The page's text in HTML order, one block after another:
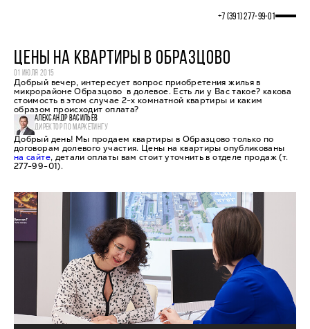
+7 (391) 277‒99‒01
ЦЕНЫ НА КВАРТИРЫ В ОБРАЗЦОВО
01 ИЮЛЯ 2015
Добрый вечер, интересует вопрос приобретения жилья в
микрорайоне Образцово в долевое. Есть ли у Вас такое? какова
стоимость в этом случае 2-х комнатной квартиры и каким
образом происходит оплата?
АЛЕКСАНДР ВАСИЛЬЕВ
ДИРЕКТОР ПО МАРКЕТИНГУ
Добрый день! Мы продаем квартиры в Образцово только по
договорам долевого участия. Цены на квартиры опубликованы
на сайте, детали оплаты вам стоит уточнить в отделе продаж (т.
277-99-01).